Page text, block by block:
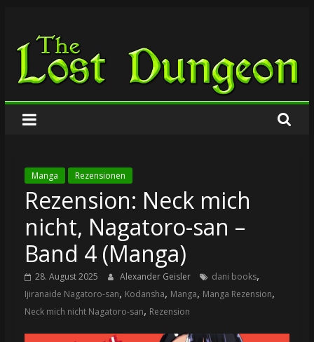
springen
The
Lost
Dungeon
Manga Rezensionen
Rezension: Neck mich
nicht, Nagatoro-san –
Band 4 (Manga)
28. August 2025 Alexander Geisler dani books,
Ijiranaide Nagatoro-san, Kodansha, Manga, Manga Rezension,
Neck mich nicht Nagatoro-san, Rezension